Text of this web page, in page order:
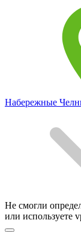
Набережные
Не смогли
или используете